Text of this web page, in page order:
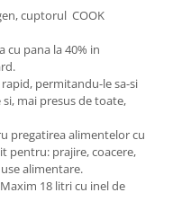
cuptorul COOK
cu pana la 40% in
rapid, permitandu-le sa-si
mai presus de toate,
pregatirea alimentelor cu
pentru: prajire, coacere,
alimentare.
18 litri cu inel de